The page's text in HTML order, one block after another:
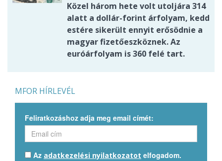
Közel három hete volt utoljára 314
alatt a dollár-forint árfolyam, kedd
estére sikerült ennyit erősödnie a
magyar fizetőeszköznek. Az
euróárfolyam is 360 felé tart.
MFOR HÍRLEVÉL
Feliratkozáshoz adja meg email címét:
Az adatkezelési nyilatkozatot elfogadom.